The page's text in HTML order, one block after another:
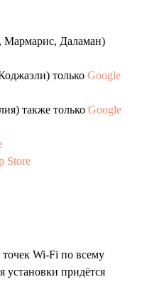
Мармарис, Даламан)
только Google
​​также только Google
Store
Wi-Fi по всему
установки придётся